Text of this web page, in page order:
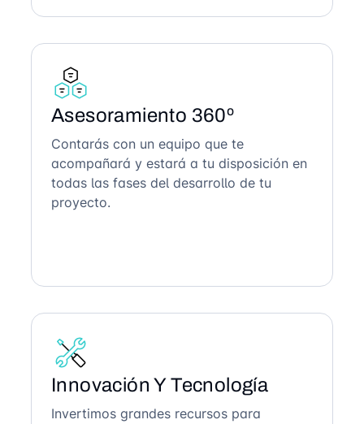
Asesoramiento 360º
Contarás con un equipo que te
acompañará y estará a tu disposición en
todas las fases del desarrollo de tu
proyecto.
Innovación Y Tecnología
Invertimos grandes recursos para